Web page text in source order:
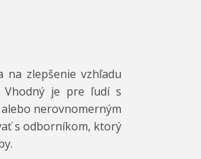
zlepšenie vzhľadu
Vhodný je pre ľudí s
nerovnomerným
s odborníkom, ktorý